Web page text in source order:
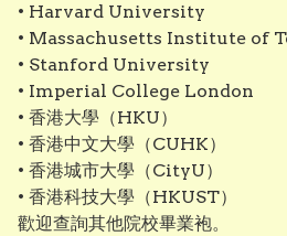
• Harvard University
• Massachusetts Institute of
• Stanford University
• Imperial College London
• 香港大學（HKU）
• 香港中文大學（CUHK）
• 香港城市大學（CityU）
• 香港科技大學（HKUST）
歡迎查詢其他院校畢業袍。